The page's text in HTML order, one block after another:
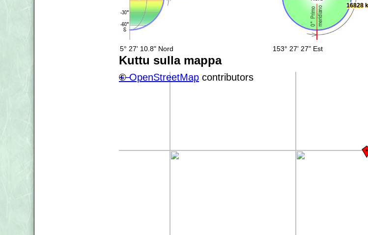
5° 27' 10.8" Nord
16828
153° 27' 27" Est
Kuttu sulla mappa
+−
©OpenStreetMap contributors